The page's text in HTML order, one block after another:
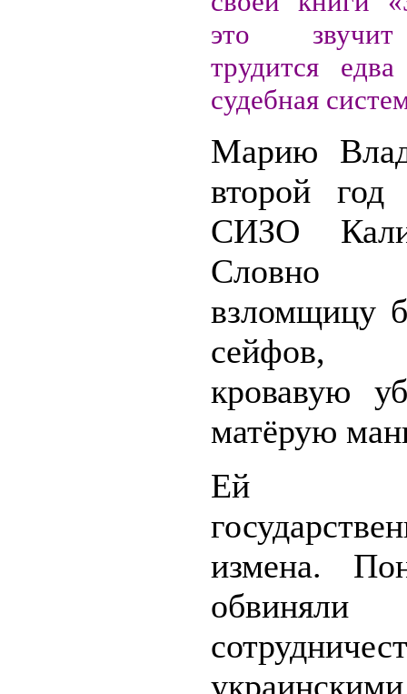
это
трудится
судебная
Марию
второй
СИЗО
Словно
взломщицу
сейфов,
кровавую
матёрую
Ей
измена.
украинскими